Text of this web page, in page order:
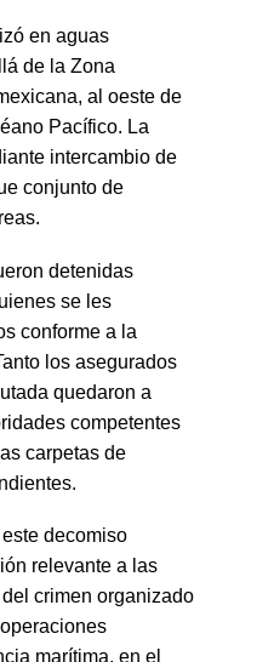
en aguas
de la Zona
al oeste de
Pacífico. La
intercambio de
conjunto de
detenidas
se les
conforme a la
los asegurados
quedaron a
competentes
carpetas de
decomiso
relevante a las
crimen organizado
marítima, en el